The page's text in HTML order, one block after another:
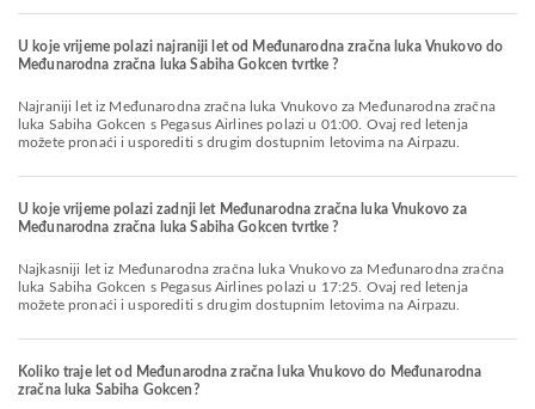
U koje vrijeme polazi najraniji let od Međunarodna zračna luka Vnukovo do
Međunarodna zračna luka Sabiha Gokcen tvrtke ?
Najraniji let iz Međunarodna zračna luka Vnukovo za Međunarodna zračna
luka Sabiha Gokcen s Pegasus Airlines polazi u 01:00. Ovaj red letenja
možete pronaći i usporediti s drugim dostupnim letovima na Airpazu.
U koje vrijeme polazi zadnji let Međunarodna zračna luka Vnukovo za
Međunarodna zračna luka Sabiha Gokcen tvrtke ?
Najkasniji let iz Međunarodna zračna luka Vnukovo za Međunarodna zračna
luka Sabiha Gokcen s Pegasus Airlines polazi u 17:25. Ovaj red letenja
možete pronaći i usporediti s drugim dostupnim letovima na Airpazu.
Koliko traje let od Međunarodna zračna luka Vnukovo do Međunarodna
zračna luka Sabiha Gokcen?